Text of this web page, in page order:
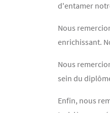
d'entamer
Nous
enrichissant.
Nous
sein du
Enfin, nous